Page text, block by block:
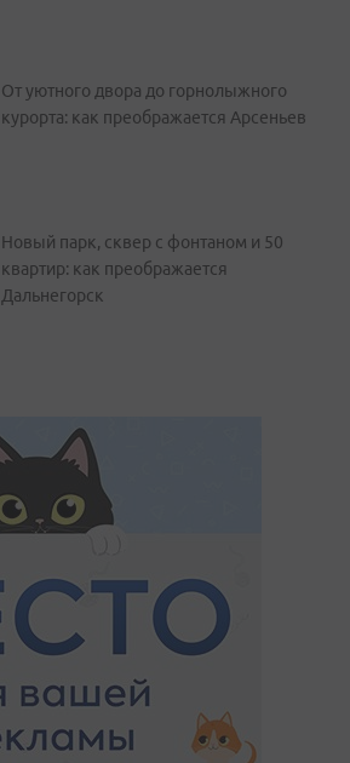
От уютного двора до горнолыжного
курорта: как преображается Арсеньев
Новый парк, сквер с фонтаном и 50
квартир: как преображается
Дальнегорск